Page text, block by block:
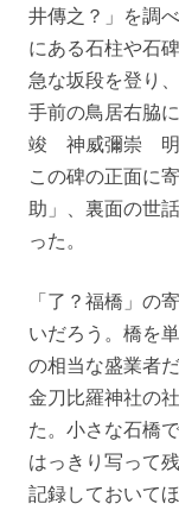
井傳之？」を調
にある石柱や石
急な坂段を登り
手前の鳥居右脇
竣 神威彌崇 明
この碑の正面に
助」、裏面の世
った。
「了？福橋」の
いだろう。橋を
の相当な盛業者
金刀比羅神社の
た。小さな石橋
はっきり写って
記録しておいてほ